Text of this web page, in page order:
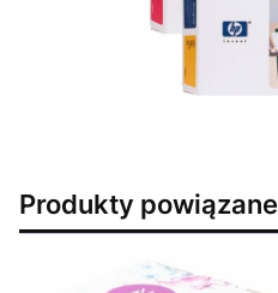
Produkty powiązane